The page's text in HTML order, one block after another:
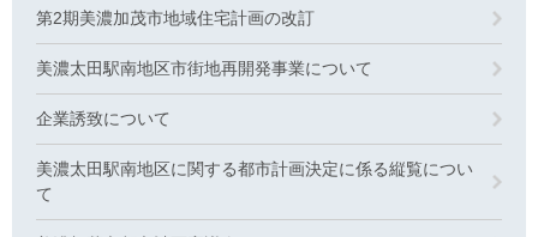
第2期美濃加茂市地域住宅計画の改訂
美濃太田駅南地区市街地再開発事業について
企業誘致について
美濃太田駅南地区に関する都市計画決定に係る縦覧につい
て